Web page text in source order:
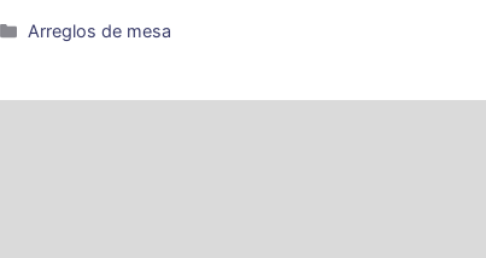
Categorías
Arreglos de mesa